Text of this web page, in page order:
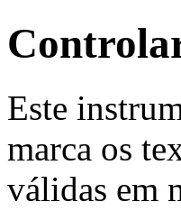
Este
marca os
válidas em